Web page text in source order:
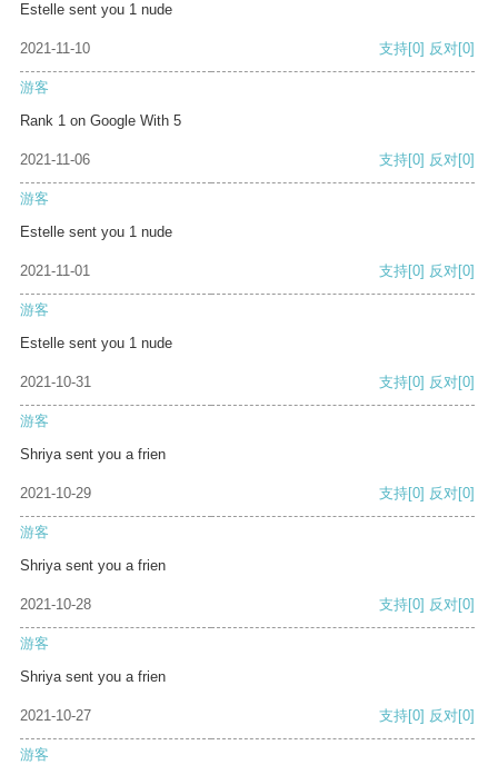
Estelle sent you 1 nude
2021-11-10 支持[0] 反对[0]
游客
Rank 1 on Google With 5
2021-11-06 支持[0] 反对[0]
游客
Estelle sent you 1 nude
2021-11-01 支持[0] 反对[0]
游客
Estelle sent you 1 nude
2021-10-31 支持[0] 反对[0]
游客
Shriya sent you a frien
2021-10-29 支持[0] 反对[0]
游客
Shriya sent you a frien
2021-10-28 支持[0] 反对[0]
游客
Shriya sent you a frien
2021-10-27 支持[0] 反对[0]
游客